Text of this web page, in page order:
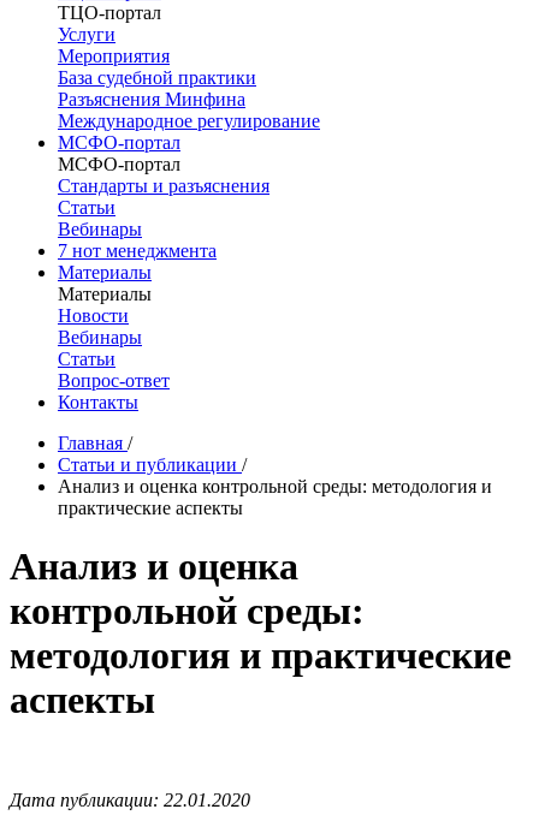
ТЦО-портал
Услуги
Мероприятия
База судебной практики
Разъяснения Минфина
Международное регулирование
МСФО-портал
МСФО-портал
Стандарты и разъяснения
Статьи
Вебинары
7 нот менеджмента
Материалы
Материалы
Новости
Вебинары
Статьи
Вопрос-ответ
Контакты
Главная /
Статьи и публикации /
Анализ и оценка контрольной среды: методология и
практические аспекты
Анализ и оценка
контрольной среды:
методология и практические
аспекты
Дата публикации: 22.01.2020